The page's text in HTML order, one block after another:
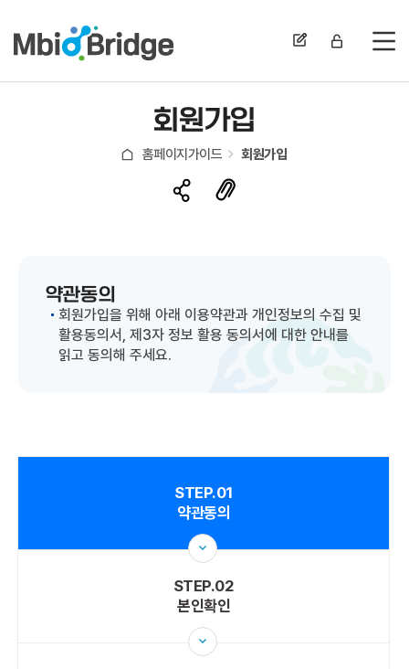
전
회원가입
홈페이지가이드 회원가입
약관동의
회원가입을 위해 아래 이용약관과 개인정보의 수집 및
활용동의서, 제3자 정보 활용 동의서에 대한 안내를
읽고 동의해 주세요.
STEP.01
약관동의
STEP.02
본인확인